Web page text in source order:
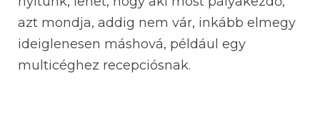
azt mondja, addig nem vár, inkább elmegy
ideiglenesen máshová, például egy
multicéghez recepciósnak.